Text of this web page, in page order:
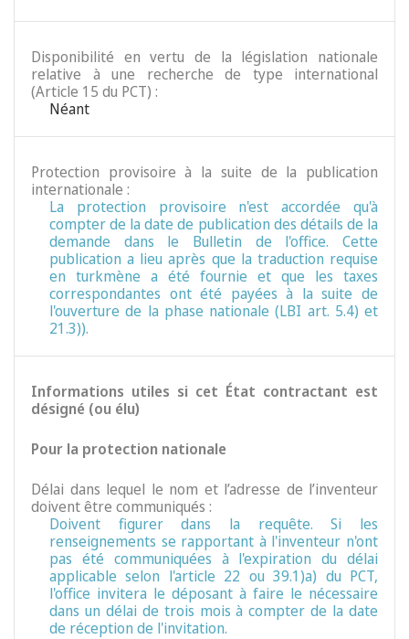
Disponibilité en vertu de la législation nationale
relative à une recherche de type international
(Article 15 du PCT) :
Néant
Protection provisoire à la suite de la publication
internationale :
La protection provisoire n'est accordée qu'à
compter de la date de publication des détails de la
demande dans le Bulletin de l'office. Cette
publication a lieu après que la traduction requise
en turkmène a été fournie et que les taxes
correspondantes ont été payées à la suite de
l'ouverture de la phase nationale (LBI art. 5.4) et
21.3)).
Informations utiles si cet État contractant est
désigné (ou élu)
Pour la protection nationale
Délai dans lequel le nom et l’adresse de l’inventeur
doivent être communiqués :
Doivent figurer dans la requête. Si les
renseignements se rapportant à l'inventeur n'ont
pas été communiquées à l'expiration du délai
applicable selon l'article 22 ou 39.1)a) du PCT,
l'office invitera le déposant à faire le nécessaire
dans un délai de trois mois à compter de la date
de réception de l'invitation.